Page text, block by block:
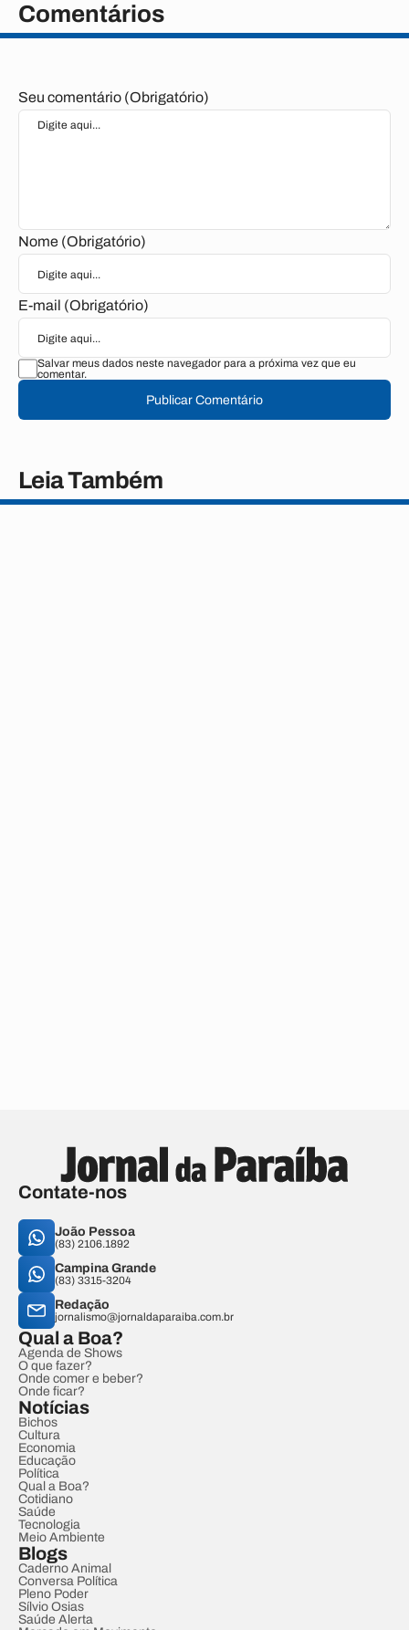
Comentários
Seu comentário (Obrigatório)
Nome (Obrigatório)
E-mail (Obrigatório)
Salvar meus dados neste navegador para a próxima vez que eu
comentar.
Publicar Comentário
Leia Também
Contate-nos
João Pessoa
(83) 2106.1892
Campina Grande
(83) 3315-3204
Redação
jornalismo@jornaldaparaiba.com.br
Qual a Boa?
Agenda de Shows
O que fazer?
Onde comer e beber?
Onde ficar?
Notícias
Bichos
Cultura
Economia
Educação
Política
Qual a Boa?
Cotidiano
Saúde
Tecnologia
Meio Ambiente
Blogs
Caderno Animal
Conversa Política
Pleno Poder
Sílvio Osias
Saúde Alerta